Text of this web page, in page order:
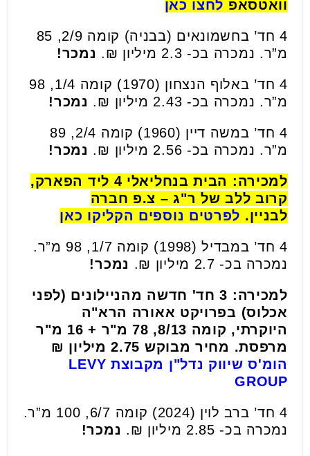
וואטסאפ לחצו כאן
4 חד’ בחשמונאים (בבניה) קומה 2/9, 85
מ”ר. נמכרה בכ- 2.3 מיליון ₪.
נמכר!
4 חד’ באלוף הנצחון (1970) קומה 1/4, 98
מ”ר. נמכרה בכ- 2.43 מיליון ₪.
נמכר!
4 חד’ במשה דיין (1960) קומה 2/4, 89
מ”ר. נמכרה בכ- 2.56 מיליון ₪.
נמכר!
למכירה: הבית בנחליאלי 4 ליד הפארק,
קרוב ללב של ר"ג – צ.פ חברה
לבניין. לפרטים נוספים הקליקו כאן
4 חד’ במבדיל (1998) קומה 1/7, 98 מ”ר.
נמכרה בכ- 2.7 מיליון ₪.
נמכר!
למכירה: 3 חד' חדשה מהניילונים (לפני
אכלוס) בפרויקט אאורה הרא"ה
היוקרתי, קומה 8/13, 78 מ"ר + 16 מ"ר
מרפסת. מחיר מבוקש 2.75 מיליון ₪
הומ'ס שיווק נדל"ן מקבוצת LEVY
GROUP
4 חד’ ברב לוין (2024) קומה 6/7, 100 מ”ר.
נמכרה בכ- 2.85 מיליון ₪.
נמכר!